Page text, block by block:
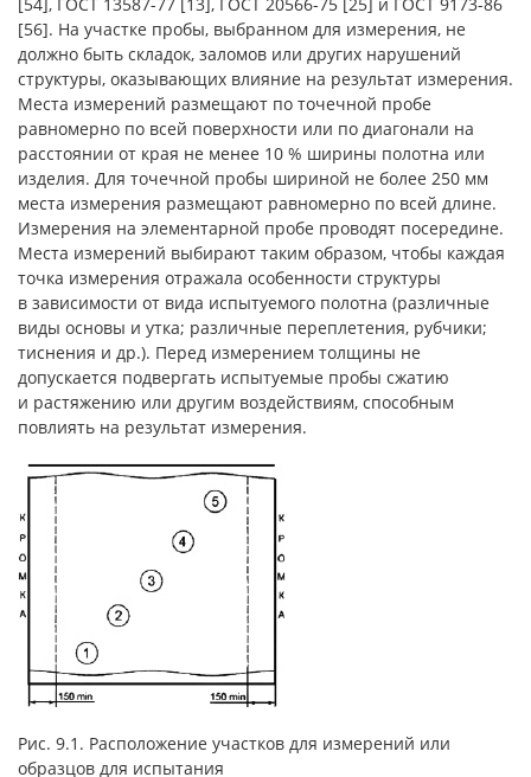
[56]. На участке пробы, выбранном для измерения, не
должно быть складок, заломов или других нарушений
структуры, оказывающих влияние на результат измерения.
Места измерений размещают по точечной пробе
равномерно по всей поверхности или по диагонали на
расстоянии от края не менее 10 % ширины полотна или
изделия. Для точечной пробы шириной не более 250 мм
места измерения размещают равномерно по всей длине.
Измерения на элементарной пробе проводят посередине.
Места измерений выбирают таким образом, чтобы каждая
точка измерения отражала особенности структуры
в зависимости от вида испытуемого полотна (различные
виды основы и утка; различные переплетения, рубчики;
тиснения и др.). Перед измерением толщины не
допускается подвергать испытуемые пробы сжатию
и растяжению или другим воздействиям, способным
повлиять на результат измерения.
Рис. 9.1. Расположение участков для измерений или
образцов для испытания